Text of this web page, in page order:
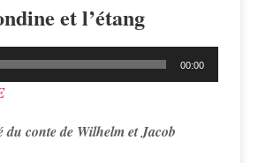
et l’étang
00:00
conte de Wilhelm et Jacob